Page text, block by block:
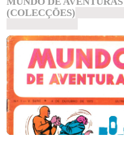
(COLECÇÕES)